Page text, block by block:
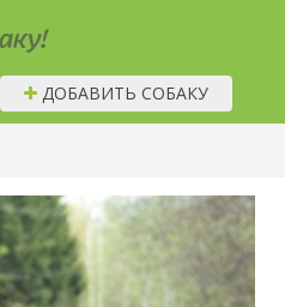
ДОБАВИТЬ СОБАКУ